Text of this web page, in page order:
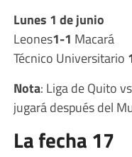
Lunes 1 de junio
Leones1-1 Macará
Técnico Universitario
Nota: Liga de Quito
jugará después del
La fecha 17